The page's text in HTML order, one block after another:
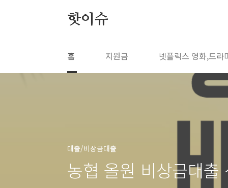
핫이슈
홈 지원금 넷플릭스 영화,드라
대출/비상금대출
농협 올원 비상금대출